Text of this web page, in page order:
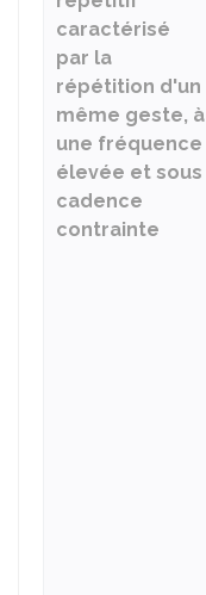
caractérisé
par la
répétition d'un
même geste, à
une fréquence
élevée et sous
cadence
contrainte